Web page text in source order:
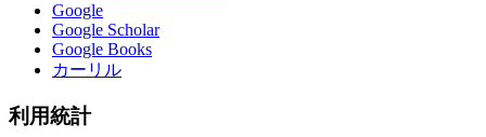
Google
Google Scholar
Google Books
カーリル
利用統計